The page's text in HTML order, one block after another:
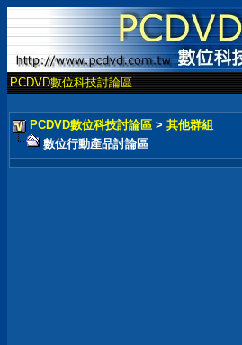
PCDVD數位科技討論區
PCDVD數位科技討論區 > 其他群組
數位行動產品討論區